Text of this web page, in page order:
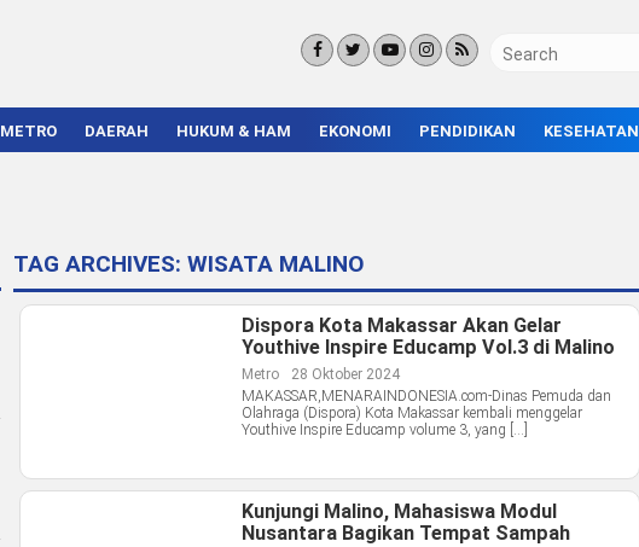
METRO DAERAH HUKUM & HAM EKONOMI PENDIDIKAN KESEHATAN
TAG ARCHIVES:WISATA MALINO
Dispora Kota Makassar Akan Gelar
Youthive Inspire Educamp Vol.3 di Malino
Metro
28 Oktober 2024
MAKASSAR,MENARAINDONESIA.com-Dinas Pemuda dan
Olahraga (Dispora) Kota Makassar kembali menggelar
Youthive Inspire Educamp volume 3, yang […]
Kunjungi Malino, Mahasiswa Modul
Nusantara Bagikan Tempat Sampah